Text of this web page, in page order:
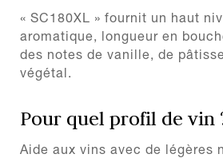
« SC180XL » fournit un haut
aromatique, longueur en
des notes de vanille, de
végétal.
Pour quel profil de vin
Aide aux vins avec de légères